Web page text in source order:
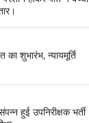
शुभारंभ, न्यायमूर्ति
हुई उपनिरीक्षक भर्ती